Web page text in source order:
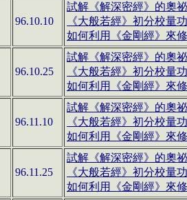
96.10.10
試解《解深密經》的奧
《大般若經》初分校量
如何利用《金剛經》來
96.10.25
試解《解深密經》的奧
《大般若經》初分校量
如何利用《金剛經》來
96.11.10
試解《解深密經》的奧祕
《大般若經》初分校量
如何利用《金剛經》來
96.11.25
試解《解深密經》的奧祕
《大般若經》初分校量
如何利用《金剛經》來